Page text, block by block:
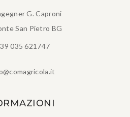
G. Caproni
San Pietro BG
035 621747